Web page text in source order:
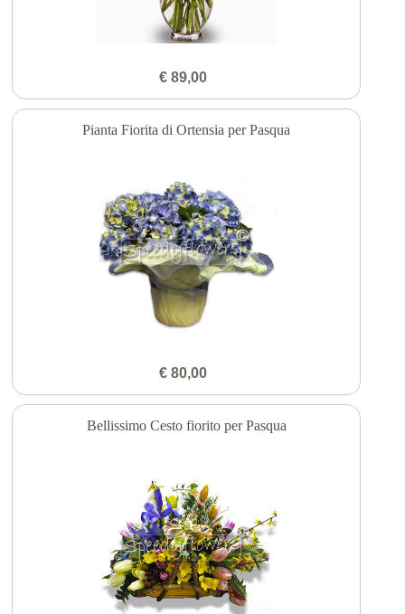
€ 89,00
Pianta Fiorita di Ortensia per Pasqua
€ 80,00
Bellissimo Cesto fiorito per Pasqua